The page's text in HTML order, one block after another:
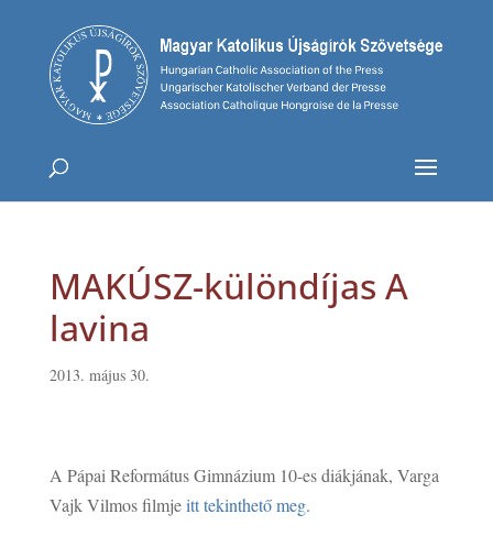
MAKÚSZ-különdíjas A
lavina
2013. május 30.
A Pápai Református Gimnázium 10-es diákjának, Varga
Vajk Vilmos filmjeitt tekinthető meg.